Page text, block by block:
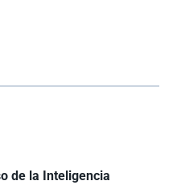
de la Inteligencia